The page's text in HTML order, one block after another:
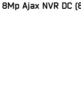
Ajax NVR DC